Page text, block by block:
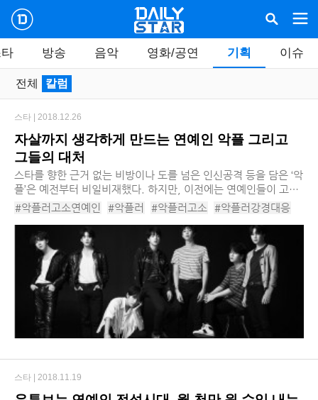
방송 음악 영화/공연 기획 이슈
전체 칼럼
자살까지 생각하게 만드는 연예인 악플 그리고
그들의 대처
스타를 향한 근거 없는 비방이나 도를 넘은 인신공격 등을 담은 ‘악
플’은 예전부터 비일비재했다. 하지만, 이전에는 연예인들이 고소
를 했다가도, 이미지를 생각하여 주로 선처로 끝나는 경우가 많았
#악플러고소연예인 #악플러 #악플러고소
#악플러강경대응
#악플러강경대응연예인 #연예인악플 #연예인악플러
스타 | 2018.12.26
스타 | 2018.11.19